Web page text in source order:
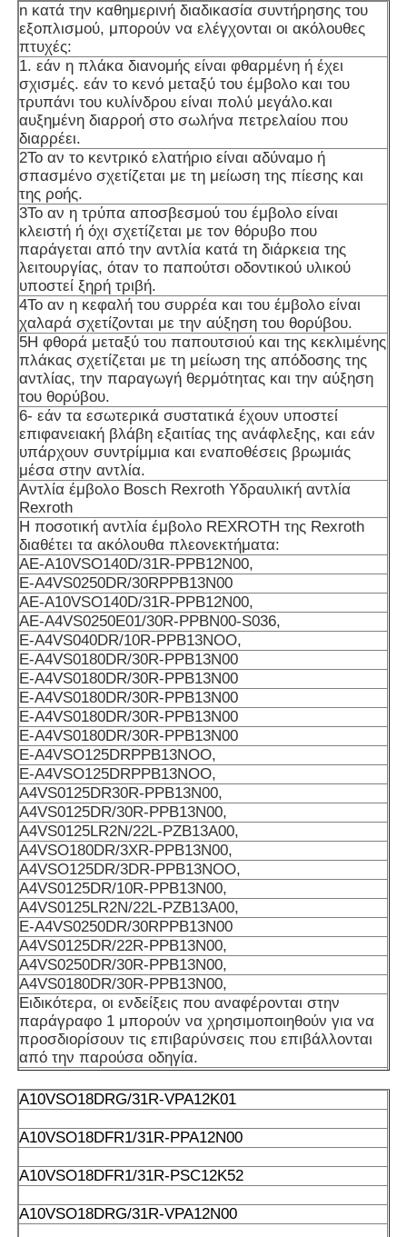
n κατά την καθημερινή διαδικασία συντήρησης του
εξοπλισμού, μπορούν να ελέγχονται οι ακόλουθες
πτυχές:
1. εάν η πλάκα διανομής είναι φθαρμένη ή έχει
σχισμές. εάν το κενό μεταξύ του έμβολο και του
τρυπάνι του κυλίνδρου είναι πολύ μεγάλο.και
αυξημένη διαρροή στο σωλήνα πετρελαίου που
διαρρέει.
2Το αν το κεντρικό ελατήριο είναι αδύναμο ή
σπασμένο σχετίζεται με τη μείωση της πίεσης και
της ροής.
3Το αν η τρύπα αποσβεσμού του έμβολο είναι
κλειστή ή όχι σχετίζεται με τον θόρυβο που
παράγεται από την αντλία κατά τη διάρκεια της
λειτουργίας, όταν το παπούτσι οδοντικού υλικού
υποστεί ξηρή τριβή.
4Το αν η κεφαλή του συρρέα και του έμβολο είναι
χαλαρά σχετίζονται με την αύξηση του θορύβου.
5Η φθορά μεταξύ του παπουτσιού και της κεκλιμένης
πλάκας σχετίζεται με τη μείωση της απόδοσης της
αντλίας, την παραγωγή θερμότητας και την αύξηση
του θορύβου.
6- εάν τα εσωτερικά συστατικά έχουν υποστεί
επιφανειακή βλάβη εξαιτίας της ανάφλεξης, και εάν
υπάρχουν συντρίμμια και εναποθέσεις βρωμιάς
μέσα στην αντλία.
Αντλία έμβολο Bosch Rexroth Υδραυλική αντλία
Rexroth
Η ποσοτική αντλία έμβολο REXROTH της Rexroth
διαθέτει τα ακόλουθα πλεονεκτήματα:
AE-A10VSO140D/31R-PPB12N00,
E-A4VS0250DR/30RPPB13N00
AE-A10VSO140D/31R-PPB12N00,
ΑΕ-Α4VS0250E01/30R-PPBN00-S036,
E-A4VS040DR/10R-PPB13NOO,
E-A4VS0180DR/30R-PPB13N00
E-A4VS0180DR/30R-PPB13N00
E-A4VS0180DR/30R-PPB13N00
E-A4VS0180DR/30R-PPB13N00
E-A4VS0180DR/30R-PPB13N00
E-A4VSO125DRPPB13NOO,
E-A4VSO125DRPPB13NOO,
Α4VS0125DR30R-PPB13N00,
Α4VS0125DR/30R-PPB13N00,
Α4VS0125LR2N/22L-PZB13A00,
Α4VSO180DR/3XR-PPB13N00,
Α4VSO125DR/3DR-PPB13NOO,
Α4VS0125DR/10R-PPB13N00,
Α4VS0125LR2N/22L-PZB13A00,
E-A4VS0250DR/30RPPB13N00
Α4VS0125DR/22R-PPB13N00,
Α4VS0250DR/30R-PPB13N00,
Α4VS0180DR/30R-PPB13N00,
Ειδικότερα, οι ενδείξεις που αναφέρονται στην
παράγραφο 1 μπορούν να χρησιμοποιηθούν για να
προσδιορίσουν τις επιβαρύνσεις που επιβάλλονται
από την παρούσα οδηγία.
A4VS040DR-PPB13N00,
A4VS0180DR/22R-PPB13N00,
Α4VSO40EO/31L-P2BBN00,
Α4VSO180EO/30L-P2B13N00,
Α4VS040DR/10X-PPB13N00,
ΑΕ-Α4VS0250E01/30R-PPBN00-S036,
ΑHA4VS0250HD1GB/30R-PZB13K35-S,
AHA4VS0250LR3G/30R-PZB13K35-S0
AHA4VS0250LR3G/30R-PZB13N00-S0
Α10VSO18DRG/31R-VPA12K01
Α10VSO18DFR1/31R-PPA12N00
Α10VSO18DFR1/31R-PSC12K52
Α10VSO18DRG/31R-VPA12N00